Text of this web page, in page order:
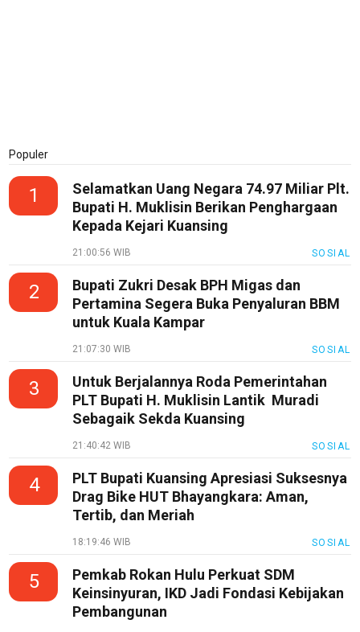
Populer
1
Selamatkan Uang Negara 74.97 Miliar Plt.
Bupati H. Muklisin Berikan Penghargaan
Kepada Kejari Kuansing
21:00:56 WIB SOSIAL
2
Bupati Zukri Desak BPH Migas dan
Pertamina Segera Buka Penyaluran BBM
untuk Kuala Kampar
21:07:30 WIB SOSIAL
3
Untuk Berjalannya Roda Pemerintahan
PLT Bupati H. Muklisin Lantik Muradi
Sebagaik Sekda Kuansing
21:40:42 WIB SOSIAL
4
PLT Bupati Kuansing Apresiasi Suksesnya
Drag Bike HUT Bhayangkara: Aman,
Tertib, dan Meriah
18:19:46 WIB SOSIAL
5
Pemkab Rokan Hulu Perkuat SDM
Keinsinyuran, IKD Jadi Fondasi Kebijakan
Pembangunan
Entertain
Edukasi
Sport
TeknoPedia
Techno
Guide
Automotive
Smartphone
Guide
EduStyle
TeknoGame